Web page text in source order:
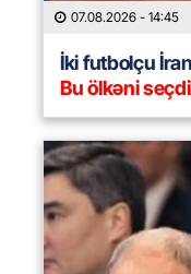
07.08.2026 - 14:45
İki futbolçu
Bu ölkəni